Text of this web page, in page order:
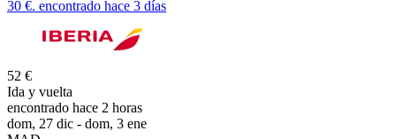
30 €. encontrado hace 3 días
52 €
Ida y vuelta
encontrado hace 2 horas
dom, 27 dic - dom, 3 ene